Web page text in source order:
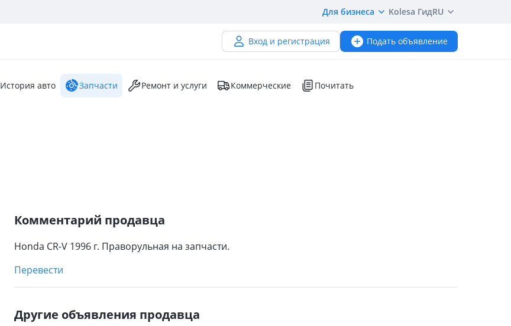
Для бизнеса Kolesa ГидRU
Вход и регистрация Подать объявление
История авто Запчасти Ремонт и услуги Коммерческие Почитать
Комментарий продавца
Honda CR-V 1996 г. Праворульная на запчасти.
Перевести
Другие объявления продавца